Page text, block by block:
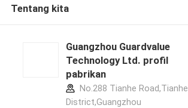
Tentang kita
Guangzhou Guardvalue
Technology Ltd. profil
pabrikan
No.288 Tianhe Road,Tianhe
District,Guangzhou